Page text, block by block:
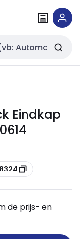
Eindkap
de prijs- en